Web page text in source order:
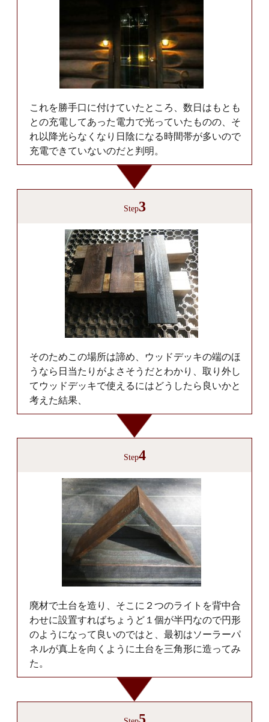
これを勝手口に付けていたところ、数日はもとも
との充電してあった電力で光っていたものの、そ
れ以降光らなくなり日陰になる時間帯が多いので
充電できていないのだと判明。
Step3
そのためこの場所は諦め、ウッドデッキの端のほ
うなら日当たりがよさそうだとわかり、取り外し
てウッドデッキで使えるにはどうしたら良いかと
考えた結果、
Step4
廃材で土台を造り、そこに２つのライトを背中合
わせに設置すればちょうど１個が半円なので円形
のようになって良いのではと、最初はソーラーパ
ネルが真上を向くように土台を三角形に造ってみ
た。